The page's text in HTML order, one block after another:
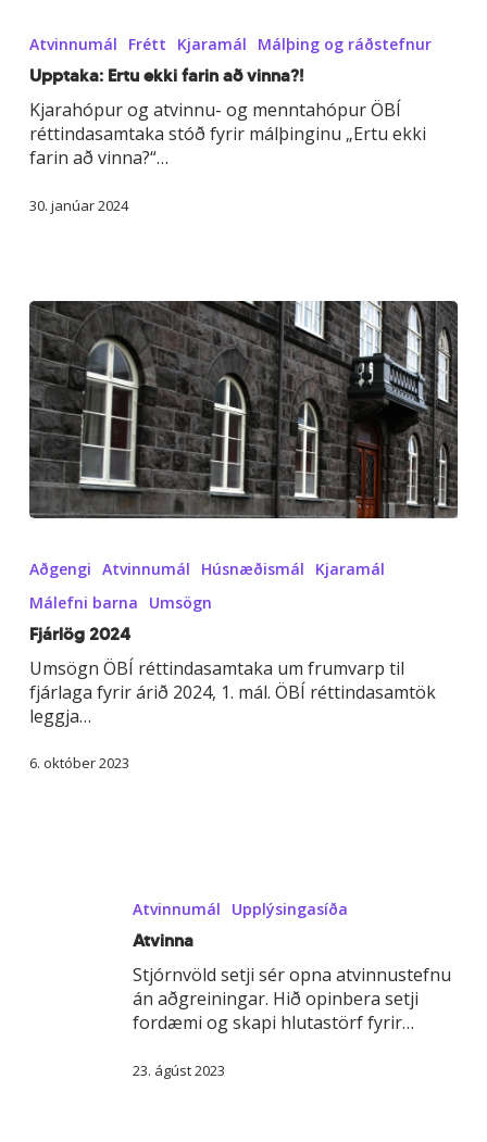
ekki
farin
að
vinna?!
Atvinnumál Frétt Kjaramál Málþing og ráðstefnur
Upptaka: Ertu ekki farin að vinna?!
Kjarahópur og atvinnu- og menntahópur ÖBÍ
réttindasamtaka stóð fyrir málþinginu „Ertu ekki
farin að vinna?“…
30. janúar 2024
Aðgengi Atvinnumál Húsnæðismál
Kjaramál
Málefni barna
Umsögn
Fjárlög 2024
Umsögn ÖBÍ réttindasamtaka um frumvarp til
fjárlaga fyrir árið 2024, 1. mál. ÖBÍ réttindasamtök
leggja…
6. október 2023
Atvinnumál Upplýsingasíða
Atvinna
Stjórnvöld setji sér opna atvinnustefnu
án aðgreiningar. Hið opinbera setji
fordæmi og skapi hlutastörf fyrir…
23. ágúst 2023